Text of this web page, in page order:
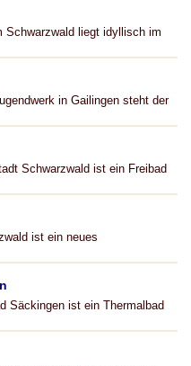
Schwarzwald liegt idyllisch im
in Gailingen steht der
Schwarzwald ist ein Freibad
ist ein neues
Säckingen ist ein Thermalbad